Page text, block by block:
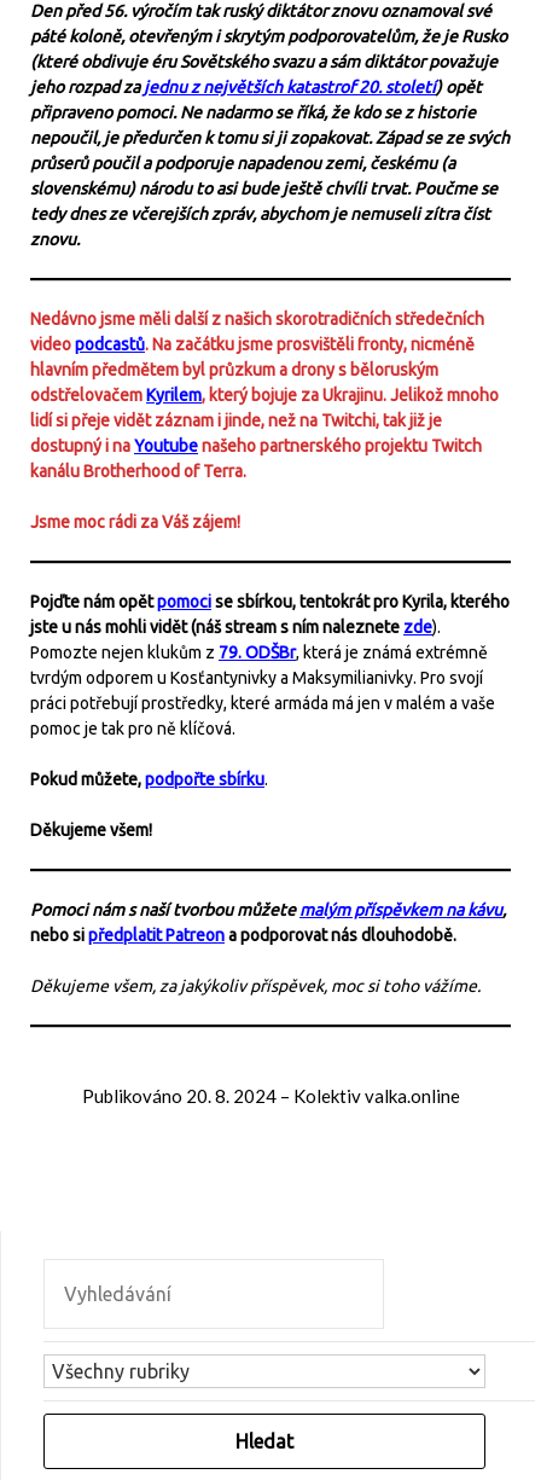
Den před 56. výročím tak ruský diktátor znovu oznamoval své
páté koloně, otevřeným i skrytým podporovatelům, že je Rusko
(které obdivuje éru Sovětského svazu a sám diktátor považuje
jeho rozpad zajednu z největších katastrof 20. století) opět
připraveno pomoci. Ne nadarmo se říká, že kdo se z historie
nepoučil, je předurčen k tomu si ji zopakovat. Západ se ze svých
průserů poučil a podporuje napadenou zemi, českému (a
slovenskému) národu to asi bude ještě chvíli trvat. Poučme se
tedy dnes ze včerejších zpráv, abychom je nemuseli zítra číst
znovu.
Nedávno jsme měli další z našich skorotradičních středečních
videopodcastů. Na začátku jsme prosvištěli fronty, nicméně
hlavním předmětem byl průzkum a drony s běloruským
odstřelovačemKyrilem, který bojuje za Ukrajinu. Jelikož mnoho
lidí si přeje vidět záznam i jinde, než na Twitchi, tak již je
dostupný i naYoutubenašeho partnerského projektu Twitch
kanálu Brotherhood of Terra.
Jsme moc rádi za Váš zájem!
Pojďte nám opětpomocise sbírkou, tentokrát pro Kyrila, kterého
jste u nás mohli vidět (náš stream s ním naleznete zde).
Pomozte nejen klukům z 79. ODŠBr, která je známá extrémně
tvrdým odporem u Kosťantynivky a Maksymilianivky. Pro svojí
práci potřebují prostředky, které armáda má jen v malém a vaše
pomoc je tak pro ně klíčová.
Pokud můžete,podpořte sbírku.
Děkujeme všem!
Pomoci nám s naší tvorbou můžetemalým příspěvkem na kávu,
nebo sipředplatit Patreona podporovat nás dlouhodobě.
Děkujeme všem, za jakýkoliv příspěvek, moc si toho vážíme.
Publikováno 20. 8. 2024– Kolektiv valka.online